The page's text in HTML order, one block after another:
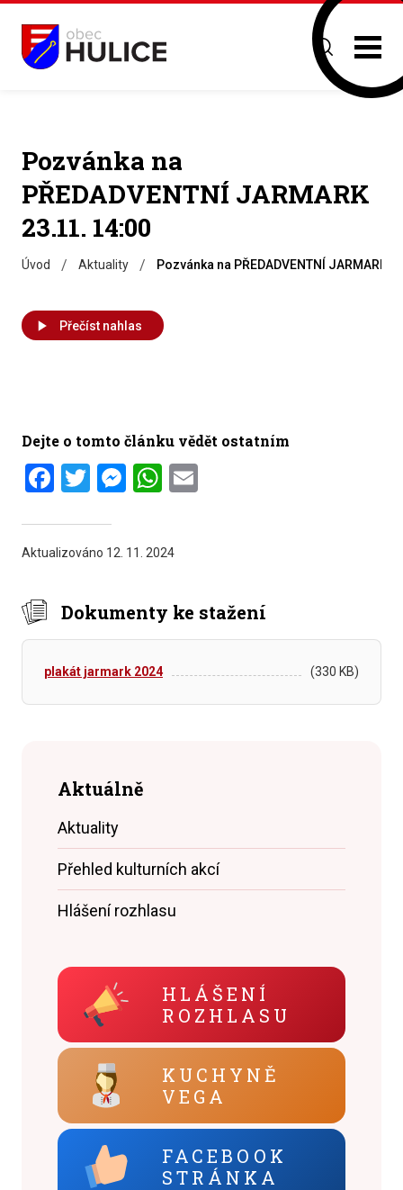
Pozvánka na
PŘEDADVENTNÍ JARMARK
23.11. 14:00
Úvod / Aktuality / Pozvánka na PŘEDADVENTNÍ JARMARK
Přečíst nahlas
Dejte o tomto článku vědět ostatním
Facebook
Twitter
Messenger
WhatsApp
Aktualizováno 12. 11. 2024
Dokumenty ke stažení
plakát jarmark 2024 (330 KB)
Aktuálně
Aktuality
Přehled kulturních akcí
Hlášení rozhlasu
HLÁŠENÍ
ROZHLASU
KUCHYNĚ
VEGA
FACEBOOK
STRÁNKA